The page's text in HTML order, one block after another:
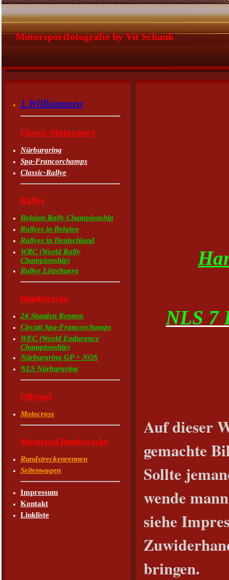
Motorsportfotografie by Vit Schank
1.Willkommen
Classic-Motorsport
Nürburgring
Spa-Francorchamps
Classic-Rallye
Rallye
Belgian Rally Championship
Rallyes in Belgien
Rallyes in Deutschland
WRC (World Rally
Championship)
Rallye Lëtzebuerg
Rundstrecke
24 Stunden Rennen
Circuit Spa-Francorchamps
WEC (World Endurance
Championship)
Nürburgring GP + NOS
NLS Nürburgring
Offroad
Motocross
Motorrad Rundstrecke
Rundstreckenrennen
Seitenwagen
Impressum
Kontakt
Linkliste
NLS 7
Auf dieser
gemachte
Sollte
wende
siehe
bringen.